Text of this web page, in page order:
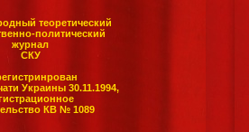
теоретический
политический
журнал
СКУ
Украины 30.11.1994,
КВ № 1089